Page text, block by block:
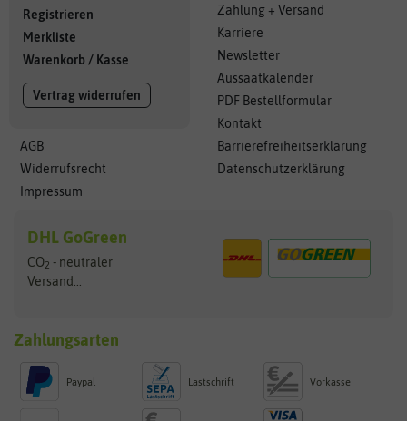
Registrieren
Merkliste
Warenkorb / Kasse
Vertrag widerrufen
AGB
Widerrufsrecht
Impressum
Zahlung + Versand
Karriere
Newsletter
Aussaatkalender
PDF Bestellformular
Kontakt
Barrierefreiheitserklärung
Datenschutzerklärung
DHL GoGreen
CO2 - neutraler
Versand...
Zahlungsarten
Paypal Lastschrift Vorkasse